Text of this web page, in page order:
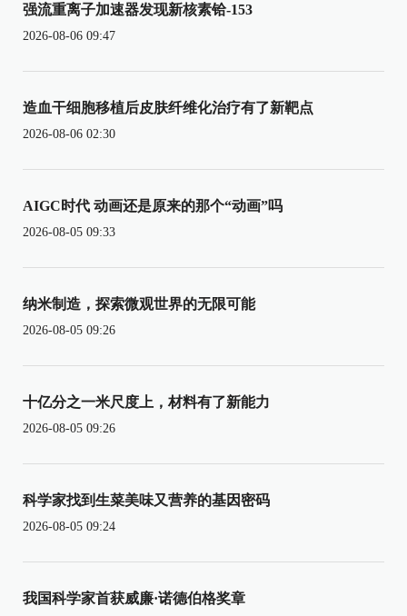
强流重离子加速器发现新核素铪-153
2026-08-06 09:47
造血干细胞移植后皮肤纤维化治疗有了新靶点
2026-08-06 02:30
AIGC时代 动画还是原来的那个“动画”吗
2026-08-05 09:33
纳米制造，探索微观世界的无限可能
2026-08-05 09:26
十亿分之一米尺度上，材料有了新能力
2026-08-05 09:26
科学家找到生菜美味又营养的基因密码
2026-08-05 09:24
我国科学家首获威廉·诺德伯格奖章